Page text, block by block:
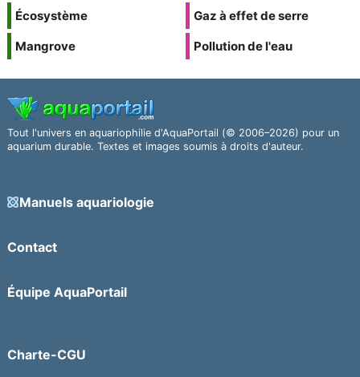
Écosystème
Mangrove
Gaz à effet de serre
Pollution de l'eau
Tout l'univers en aquariophilie d'AquaPortail (© 2006–2026) pour un
aquarium durable. Textes et images soumis à droits d'auteur.
Manuels aquariologie
Contact
Équipe AquaPortail
Charte-CGU